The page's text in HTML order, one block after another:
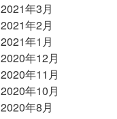
2021年3月
2021年2月
2021年1月
2020年12月
2020年11月
2020年10月
2020年8月